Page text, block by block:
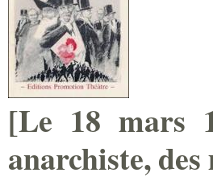
[Le 18 mars
anarchiste,